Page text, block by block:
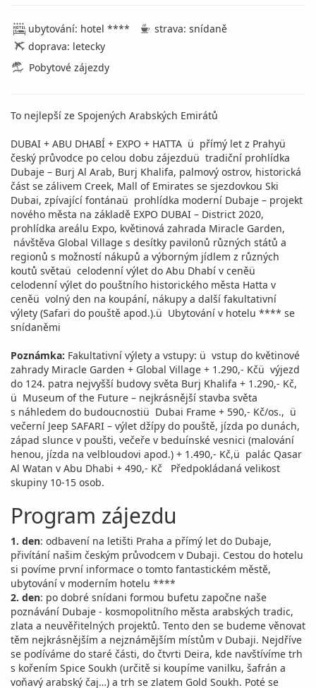
ubytování: hotel ****
strava: snídaně
doprava: letecky
Pobytové zájezdy
To nejlepší ze Spojených Arabských Emirátů
DUBAI + ABU DHABÍ + EXPO + HATTA ü přímý let z Prahyü
český průvodce po celou dobu zájezduü tradiční prohlídka
Dubaje – Burj Al Arab, Burj Khalifa, palmový ostrov, historická
část se zálivem Creek, Mall of Emirates se sjezdovkou Ski
Dubai, zpívající fontánaü prohlídka moderní Dubaje – projekt
nového města na základě EXPO DUBAI – District 2020,
prohlídka areálu Expo, květinová zahrada Miracle Garden,
návštěva Global Village s desítky pavilonů různých států a
regionů s možností nákupů a výborným jídlem z různých
koutů světaü celodenní výlet do Abu Dhabí v ceněü
celodenní výlet do pouštního historického města Hatta v
ceněü volný den na koupání, nákupy a další fakultativní
výlety (Safari do pouště apod.).ü Ubytování v hotelu **** se
snídaněmi
Poznámka: Fakultativní výlety a vstupy: ü vstup do květinové
zahrady Miracle Garden + Global Village + 1.290,- Kčü výjezd
do 124. patra nejvyšší budovy světa Burj Khalifa + 1.290,- Kč,
ü Museum of the Future – nejkrásnější stavba světa
s náhledem do budoucnostiü Dubai Frame + 590,- Kč/os., ü
večerní Jeep SAFARI – výlet džípy do pouště, jízda po dunách,
západ slunce v poušti, večeře v beduínské vesnici (malování
henou, jízda na velbloudovi apod.) + 1.490,- Kč,ü palác Qasar
Al Watan v Abu Dhabi + 490,- Kč Předpokládaná velikost
skupiny 10-15 osob.
Program zájezdu
1. den: odbavení na letišti Praha a přímý let do Dubaje,
přivítání našim českým průvodcem v Dubaji. Cestou do hotelu
si povíme první informace o tomto fantastickém městě,
ubytování v moderním hotelu ****
2. den: po dobré snídani formou bufetu započne naše
poznávání Dubaje - kosmopolitního města arabských tradic,
zlata a neuvěřitelných projektů. Tento den se budeme věnovat
těm nejkrásnějším a nejznámějším místům v Dubaji. Nejdříve
se podíváme do staré části, do čtvrti Deira, kde navštívíme trh
s kořením Spice Soukh (určitě si koupíme vanilku, šafrán a
voňavý arabský čaj…) a trh se zlatem Gold Soukh. Poté se